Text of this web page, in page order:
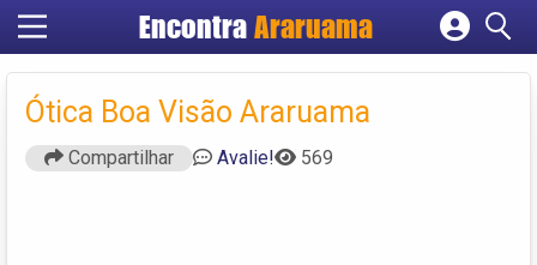
EncontraAraruama
Cadastrar empresa
Criar conta
Ótica Boa Visão Araruama
Compartilhar Avalie! 569